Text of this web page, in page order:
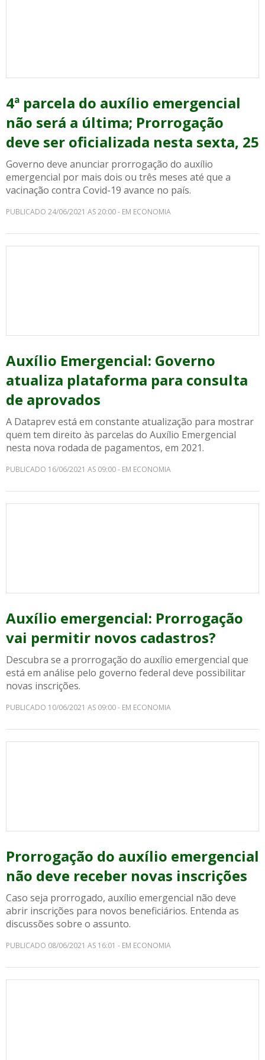
4ª parcela do auxílio emergencial
não será a última; Prorrogação
deve ser oficializada nesta sexta, 25
Governo deve anunciar prorrogação do auxílio
emergencial por mais dois ou três meses até que a
vacinação contra Covid-19 avance no país.
PUBLICADO 24/06/2021 AS 20:00 - EM ECONOMIA
Auxílio Emergencial: Governo
atualiza plataforma para consulta
de aprovados
A Dataprev está em constante atualização para mostrar
quem tem direito às parcelas do Auxílio Emergencial
nesta nova rodada de pagamentos, em 2021.
PUBLICADO 16/06/2021 AS 09:00 - EM ECONOMIA
Auxílio emergencial: Prorrogação
vai permitir novos cadastros?
Descubra se a prorrogação do auxílio emergencial que
está em análise pelo governo federal deve possibilitar
novas inscrições.
PUBLICADO 10/06/2021 AS 09:00 - EM ECONOMIA
Prorrogação do auxílio emergencial
não deve receber novas inscrições
Caso seja prorrogado, auxílio emergencial não deve
abrir inscrições para novos beneficiários. Entenda as
discussões sobre o assunto.
PUBLICADO 08/06/2021 AS 16:01 - EM ECONOMIA